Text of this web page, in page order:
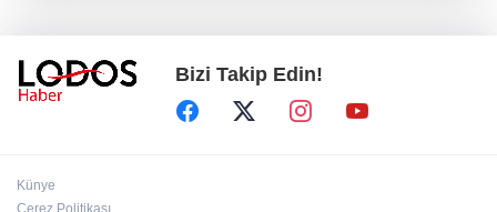
Bakan Gürlek duyurdu: İki çocuk cinayeti
aydınlatıldı!
Bizi Takip Edin!
Künye
Çerez Politikası